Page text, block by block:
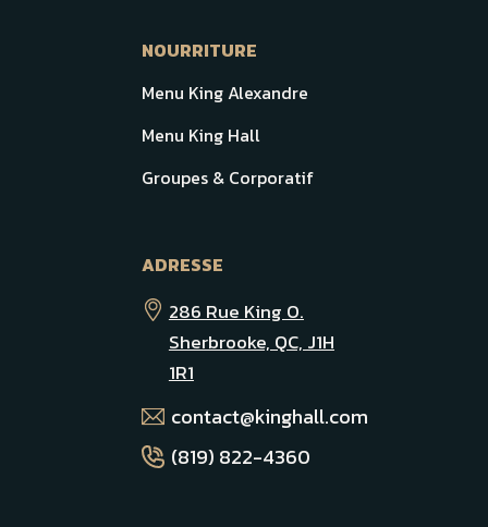
NOURRITURE
Menu King Alexandre
Menu King Hall
Groupes & Corporatif
ADRESSE
286 Rue King O.
Sherbrooke, QC, J1H
1R1
contact@kinghall.com
(819) 822-4360